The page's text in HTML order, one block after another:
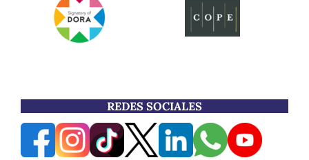
REDES SOCIALES